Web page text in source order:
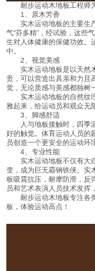
耐步运动木地板工程师为
1、原木芳香
实木运动地板的主要生产
气“芬多精”，经试验，这些
生对人体健康的保健功效。
中。
2、视觉美感
实木运动地板是以天然木
贵，可以营造出具亲和力且
觉，无论质感与美感都独树
实木运动地板的自然纹理
雅起来，给运动员和观众无
3、脚感舒适
人与地板接触时，四季温
好的触觉。体育运动人员的
员创造一个更安全的运动环
4、专业性能
实木运动地板不仅有大自
变，成为巨无霸钢铁侠。实
板吸震抗压，耐摩防滑，反
员和艺术表演人员技术发挥
耐步运动木地板专注各类
板，体验运动高点！